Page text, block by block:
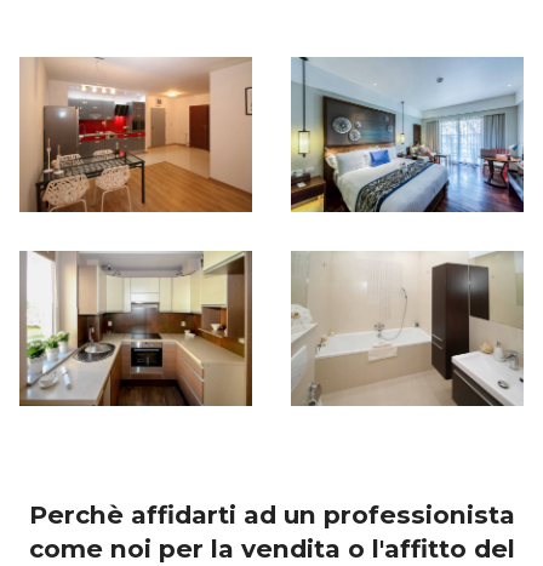
Perchè affidarti ad un professionista
come noi per la vendita o l'affitto del